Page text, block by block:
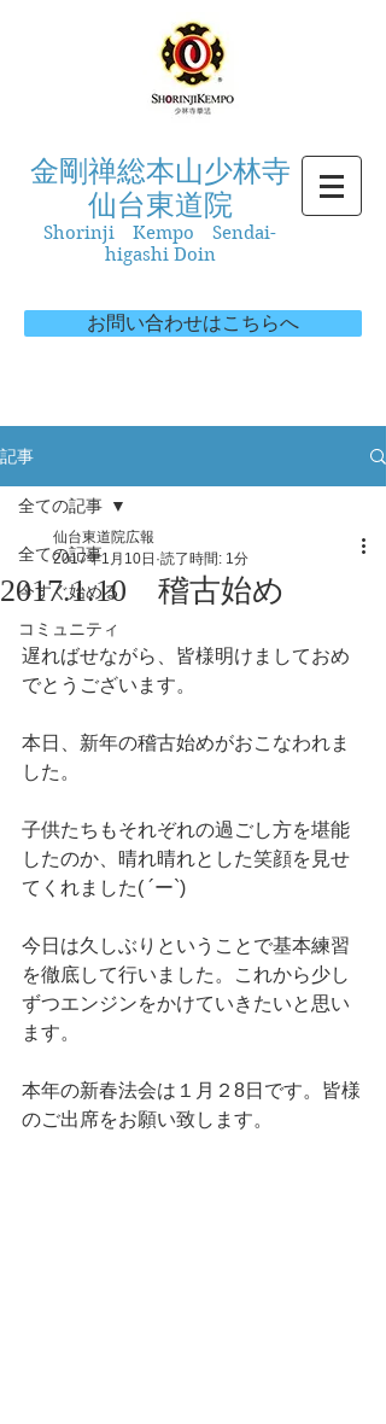
金剛禅総本山少林寺
仙台東道院
Shorinji Kempo Sendai-
higashi Doin
お問い合わせはこちらへ
記事
全ての記事
今すぐ始める
コミュニティ
全ての記事
2017.1.10 稽古始め
仙台東道院広報
2017年1月10日 読了時間: 1分
遅ればせながら、皆様明けましておめ
でとうございます。
本日、新年の稽古始めがおこなわれま
した。
子供たちもそれぞれの過ごし方を堪能
したのか、晴れ晴れとした笑顔を見せ
てくれました( ´ー`)
今日は久しぶりということで基本練習
を徹底して行いました。これから少し
ずつエンジンをかけていきたいと思い
ます。
本年の新春法会は１月２8日です。皆様
のご出席をお願い致します。